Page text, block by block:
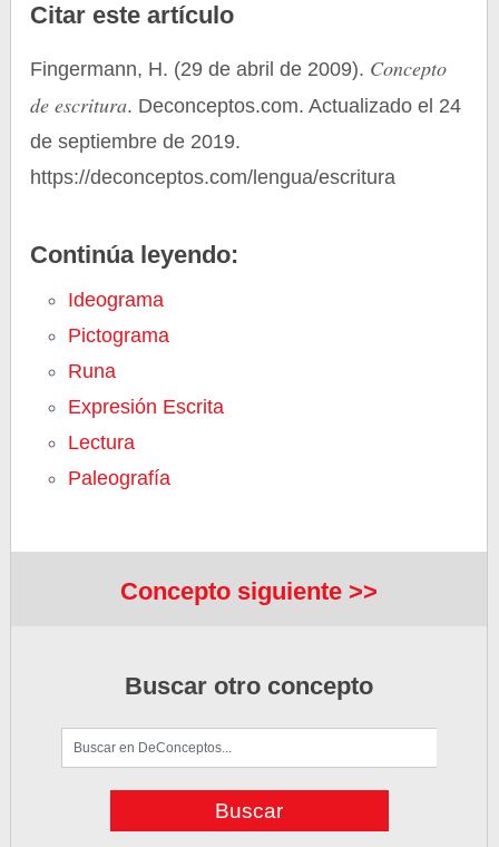
Citar este artículo
Fingermann, H. (29 de abril de 2009). Concepto
de escritura. Deconceptos.com. Actualizado el 24
de septiembre de 2019.
https://deconceptos.com/lengua/escritura
Continúa leyendo:
Ideograma
Pictograma
Runa
Expresión Escrita
Lectura
Paleografía
Concepto siguiente >>
Buscar otro concepto